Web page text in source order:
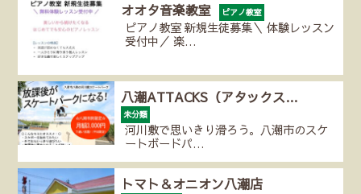
オオタ音楽教室 ピアノ教室
ピアノ教室 新規生徒募集＼ 体験レッスン
受付中／ 楽…
八潮ATTACKS（アタックス…
未分類
河川敷で思いきり滑ろう。八潮市のスケ
ートボードパ…
トマト＆オニオン八潮店